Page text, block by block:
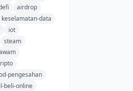
airdrop
keselamatan-data
iot
steam
pengesahan
beli-online